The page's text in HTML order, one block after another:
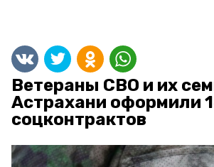
Ветераны СВО и их
Астрахани оформили
соцконтрактов